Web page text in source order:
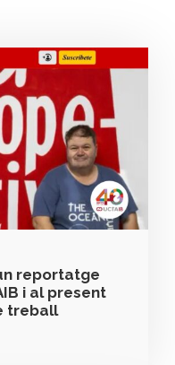
reportatge
i al present
treball